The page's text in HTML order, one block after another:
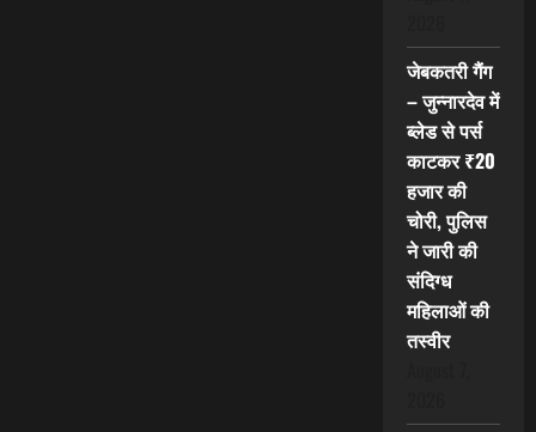
जेबकतरी गैंग
– जुन्नारदेव में
ब्लेड से पर्स
काटकर ₹20
हजार की
चोरी, पुलिस
ने जारी की
संदिग्ध
महिलाओं की
तस्वीर